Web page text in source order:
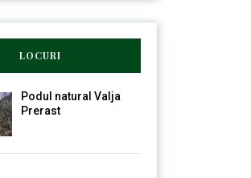
LOCURI
Podul natural Valja
Prerast